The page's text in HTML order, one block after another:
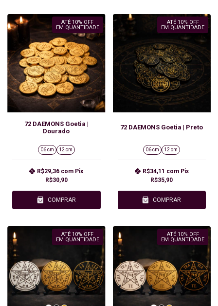
ATÉ 10% OFF
EM QUANTIDADE
72 DAEMONS Goetia |
Dourado
06 cm 12 cm
R$30,90
R$29,36 com Pix
COMPRAR
ATÉ 10% OFF
EM QUANTIDADE
72 DAEMONS Goetia | Preto
06 cm 12 cm
R$35,90
R$34,11 com Pix
COMPRAR
ATÉ 10% OFF
EM QUANTIDADE
ATÉ 10% OFF
EM QUANTIDADE